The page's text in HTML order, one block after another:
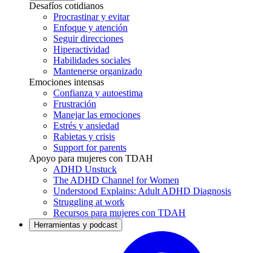
Desafíos cotidianos
Procrastinar y evitar
Enfoque y atención
Seguir direcciones
Hiperactividad
Habilidades sociales
Mantenerse organizado
Emociones intensas
Confianza y autoestima
Frustración
Manejar las emociones
Estrés y ansiedad
Rabietas y crisis
Support for parents
Apoyo para mujeres con TDAH
ADHD Unstuck
The ADHD Channel for Women
Understood Explains: Adult ADHD Diagnosis
Struggling at work
Recursos para mujeres con TDAH
Herramientas y podcast